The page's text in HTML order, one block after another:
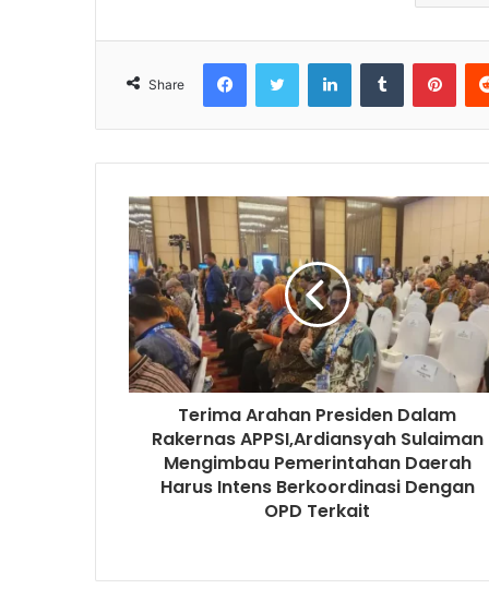
Share
Terima Arahan Presiden Dalam
Rakernas APPSI,Ardiansyah Sulaiman
Mengimbau Pemerintahan Daerah
Harus Intens Berkoordinasi Dengan
OPD Terkait